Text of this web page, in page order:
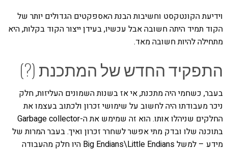
וידיעת הקונטקסט וחשיבות הבנת האספקטים הגדולים יותר של
הקוד תמיד היתה חשובה אבל עכשיו, בעידן ייצור הקוד בקלות, היא
מתחילה להיות חשובה מאד.
התפקיד החדש של המתכנת (?)
בעבר, כשחמי היה מתכנת, אי אז בשנות השמונים העליזות, חלק
ניכר מעבודתו היה לחשוב על שימושי זכרון ולכתוב בעצמו את
החלקים שניהלו אותו. הוא זה שמימש את ה-Garbage collector
בתוכנה שלו ובדק מתי אפשר לשחרר זכרון ואיך. בעבר המרות של
מידע – למשל Big Endians\Little Endians היו חלק מהעבודה